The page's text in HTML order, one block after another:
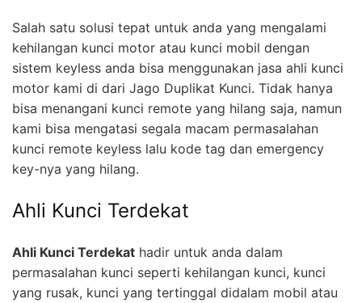
Salah satu solusi tepat untuk anda yang mengalami
kehilangan kunci motor atau kunci mobil dengan
sistem keyless anda bisa menggunakan jasa ahli kunci
motor kami di dari Jago Duplikat Kunci. Tidak hanya
bisa menangani kunci remote yang hilang saja, namun
kami bisa mengatasi segala macam permasalahan
kunci remote keyless lalu kode tag dan emergency
key-nya yang hilang.
Ahli Kunci Terdekat
Ahli Kunci Terdekat hadir untuk anda dalam
permasalahan kunci seperti kehilangan kunci, kunci
yang rusak, kunci yang tertinggal didalam mobil atau